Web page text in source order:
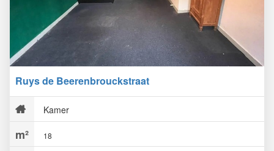
Ruys de Beerenbrouckstraat
Kamer
18